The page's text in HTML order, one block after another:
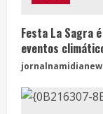
Festa La Sagra
eventos